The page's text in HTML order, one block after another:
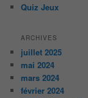
Quiz Jeux
ARCHIVES
juillet 2025
mai 2024
mars 2024
février 2024